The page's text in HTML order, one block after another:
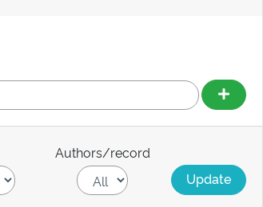
Authors/record